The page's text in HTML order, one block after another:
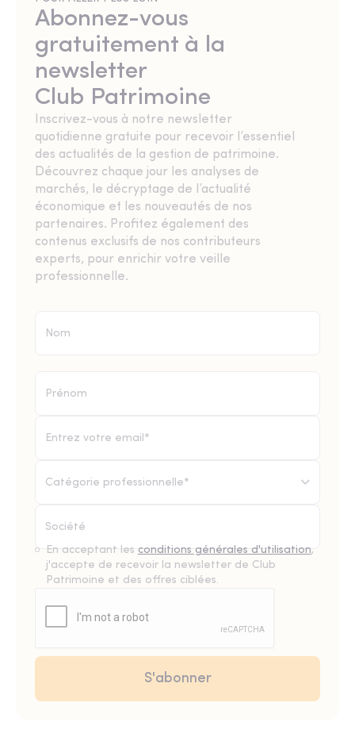
Abonnez-vous
gratuitement à la
newsletter
Club Patrimoine
Inscrivez-vous à notre newsletter
quotidienne gratuite pour recevoir l’essentiel
des actualités de la gestion de patrimoine.
Découvrez chaque jour les analyses de
marchés, le décryptage de l’actualité
économique et les nouveautés de nos
partenaires. Profitez également des
contenus exclusifs de nos contributeurs
experts, pour enrichir votre veille
professionnelle.
Catégorie professionnelle*
En acceptant les conditions générales d'utilisation,
j'accepte de recevoir la newsletter de Club
Patrimoine et des offres ciblées.